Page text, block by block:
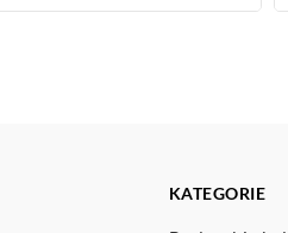
KATEGORIE